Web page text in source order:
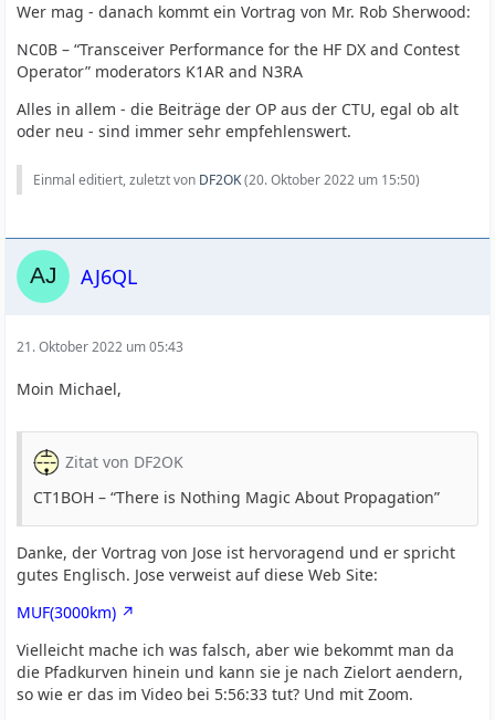
Wer mag - danach kommt ein Vortrag von Mr. Rob Sherwood:
NC0B – “Transceiver Performance for the HF DX and Contest
Operator” moderators K1AR and N3RA
Alles in allem - die Beiträge der OP aus der CTU, egal ob alt
oder neu - sind immer sehr empfehlenswert.
Einmal editiert, zuletzt von DF2OK(20. Oktober 2022 um 15:50)
AJ6QL
21. Oktober 2022 um 05:43
Moin Michael,
Zitat von DF2OK
CT1BOH – “There is Nothing Magic About Propagation”
Danke, der Vortrag von Jose ist hervoragend und er spricht
gutes Englisch. Jose verweist auf diese Web Site:
MUF(3000km)
Vielleicht mache ich was falsch, aber wie bekommt man da
die Pfadkurven hinein und kann sie je nach Zielort aendern,
so wie er das im Video bei 5:56:33 tut? Und mit Zoom.